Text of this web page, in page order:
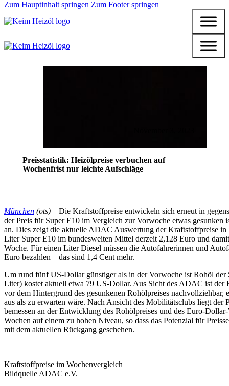
Zum Hauptinhalt springen Zum Footer springen
Preisstatistik: Heizölpreise verbuchen auf
Wochenfrist nur leichte Aufschläge
München (ots) – Die Kraftstoffpreise entwickeln sich erneut in
der Preis für Super E10 im Vergleich zur Vorwoche etwas gesunken
an. Dies zeigt die aktuelle ADAC Auswertung der Kraftstoffpreise in
Liter Super E10 im bundesweiten Mittel derzeit 2,128 Euro und
Woche. Für einen Liter Diesel müssen die Autofahrerinnen und
Euro bezahlen – das sind 1,4 Cent mehr.
Um rund fünf US-Dollar günstiger als in der Vorwoche ist Rohöl
Liter) kostet aktuell etwa 79 US-Dollar. Aus Sicht des ADAC ist der
vor dem Hintergrund des gesunkenen Rohölpreises nachvollziehbar,
aus als zu erwarten wäre. Nach Ansicht des Mobilitätsclubs liegt der
bemessen an der Entwicklung des Rohölpreises und des Euro-
Wochen auf einem zu hohen Niveau, so dass das Potenzial für
mit dem aktuellen Rückgang geschehen.
Kraftstoffpreise im Wochenvergleich
Bildquelle ADAC e.V.